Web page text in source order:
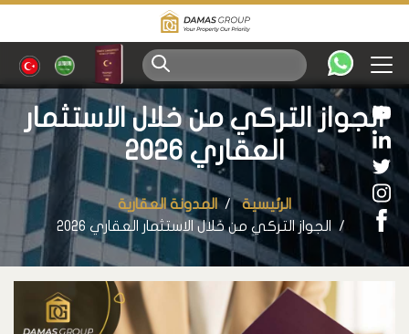
الجواز التركي من خلال الاستثمار
العقاري 2026
الرئيسية
المدونة العقارية
الجواز التركي من خلال الاستثمار العقاري 2026